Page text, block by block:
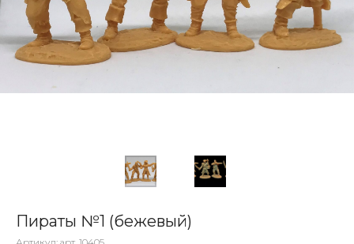
Пираты №1 (бежевый)